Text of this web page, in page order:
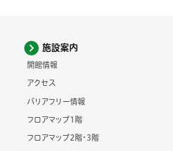
施設案内
開館情報
アクセス
バリアフリー情報
フロアマップ1階
フロアマップ2階・3階